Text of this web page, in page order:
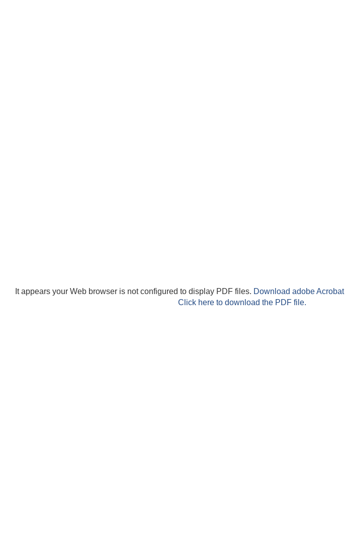
It appears your Web browser is not configured to display PDF files. Download adobe Acrobat
Click here to download the PDF file.